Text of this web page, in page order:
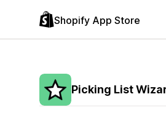
Shopify App Store
Picking List